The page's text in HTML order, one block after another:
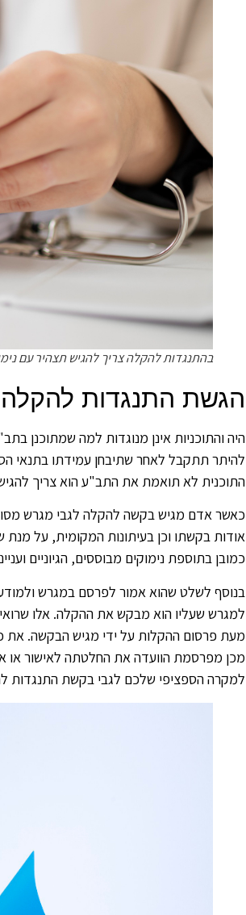
בהתנגדות להקלה צריך להגיש תצהיר עם
הגשת התנגדות להקלה
היה והתוכניות אינן מנוגדות למה שמתוכנן
להיתר תתקבל לאחר שתיבחן עמידתו בתנאי
התוכנית לא תואמת את התב"ע הוא צריך
כאשר אדם מגיש בקשה להקלה לגבי מגרש
אודות בקשתו וכן בעיתונות המקומית, על
כמובן בתוספת נימוקים מבוססים, הגיוניים
בנוסף לשלט שהוא אמור לפרסם במגרש
מעת פרסום ההקלות על ידי מגיש הבקשה. את
מכן מפרסמת הוועדה את החלטתה לאישור או
למקרה הספציפי שלכם לגבי בקשת התנגדות